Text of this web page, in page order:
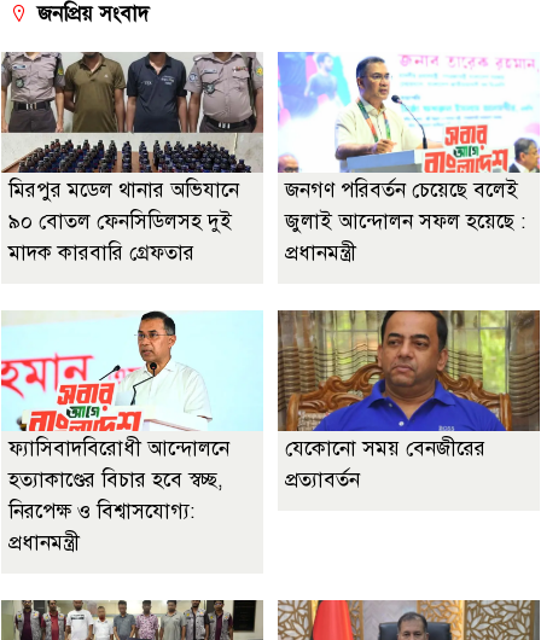
জনপ্রিয় সংবাদ
মিরপুর মডেল থানার অভিযানে
৯০ বোতল ফেনসিডিলসহ দুই
মাদক কারবারি গ্রেফতার
জনগণ পরিবর্তন চেয়েছে বলেই
জুলাই আন্দোলন সফল হয়েছে :
প্রধানমন্ত্রী
ফ্যাসিবাদবিরোধী আন্দোলনে
হত্যাকাণ্ডের বিচার হবে স্বচ্ছ,
নিরপেক্ষ ও বিশ্বাসযোগ্য:
প্রধানমন্ত্রী
যেকোনো সময় বেনজীরের
প্রত্যাবর্তন